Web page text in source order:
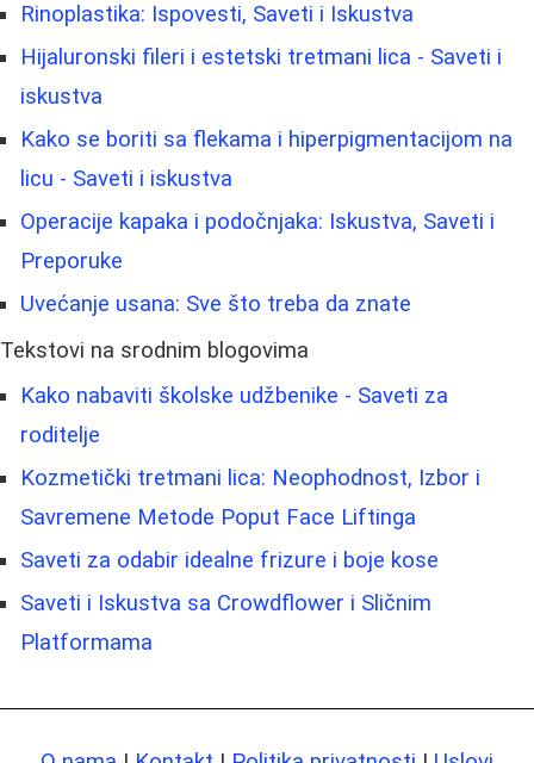
Rinoplastika: Ispovesti, Saveti i Iskustva
Hijaluronski fileri i estetski tretmani lica - Saveti i
iskustva
Kako se boriti sa flekama i hiperpigmentacijom na
licu - Saveti i iskustva
Operacije kapaka i podočnjaka: Iskustva, Saveti i
Preporuke
Uvećanje usana: Sve što treba da znate
Tekstovi na srodnim blogovima
Kako nabaviti školske udžbenike - Saveti za
roditelje
Kozmetički tretmani lica: Neophodnost, Izbor i
Savremene Metode Poput Face Liftinga
Saveti za odabir idealne frizure i boje kose
Saveti i Iskustva sa Crowdflower i Sličnim
Platformama